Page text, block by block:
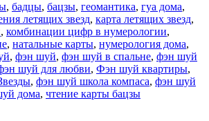
, бадцы, бацзы, геомантика, гуа дома,
летящих звезд, карта летящих звезд,
, комбинации цифр в нумерологии,
, натальные карты, нумерология дома,
, фэн шуй, фэн шуй в спальне, фэн шуй
шуй для любви, Фэн шуй квартиры,
, фэн шуй школа компаса, фэн шуй
дома, чтение карты бацзы